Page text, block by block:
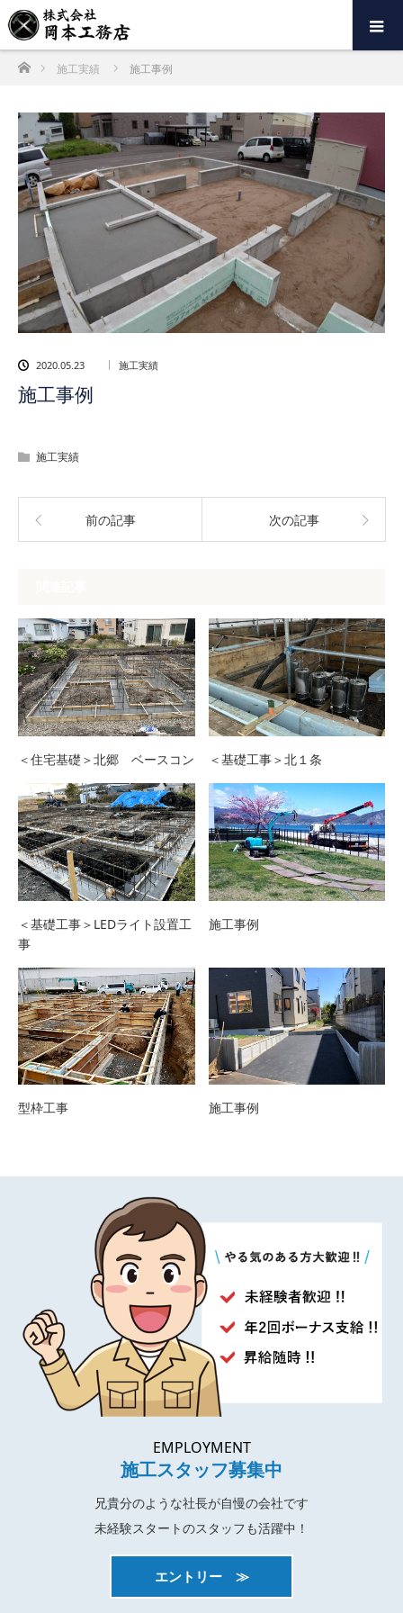
ホーム施工実績 施工事例
2020.05.23 施工実績
施工事例
施工実績
前の記事 次の記事
＜住宅基礎＞北郷 ベースコン ＜基礎工事＞北１条
＜基礎工事＞LEDライト設置工
事
施工事例
型枠工事 施工事例
EMPLOYMENT
施工スタッフ募集中
兄貴分のような社長が自慢の会社です
未経験スタートのスタッフも活躍中！
エントリー ≫